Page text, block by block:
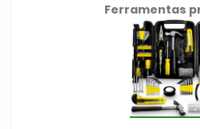
Ferramentas